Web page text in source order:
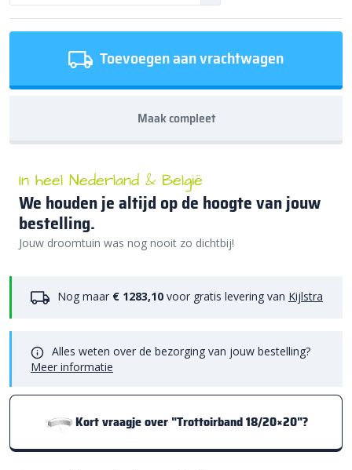
Toevoegen aan vrachtwagen
Maak compleet
In heel Nederland & België
We houden je altijd op de hoogte van jouw
bestelling.
Jouw droomtuin was nog nooit zo dichtbij!
Nog maar € 1283,10 voor gratis levering van Kijlstra
Alles weten over de bezorging van jouw bestelling?
Meer informatie
Kort vraagje over "Trottoirband 18/20×20"?